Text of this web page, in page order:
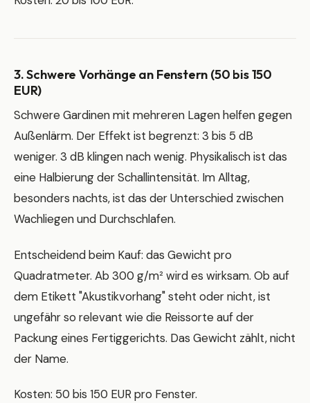
3. Schwere Vorhänge an Fenstern (50 bis 150
EUR)
Schwere Gardinen mit mehreren Lagen helfen gegen
Außenlärm. Der Effekt ist begrenzt: 3 bis 5 dB
weniger. 3 dB klingen nach wenig. Physikalisch ist das
eine Halbierung der Schallintensität. Im Alltag,
besonders nachts, ist das der Unterschied zwischen
Wachliegen und Durchschlafen.
Entscheidend beim Kauf: das Gewicht pro
Quadratmeter. Ab 300 g/m² wird es wirksam. Ob auf
dem Etikett "Akustikvorhang" steht oder nicht, ist
ungefähr so relevant wie die Reissorte auf der
Packung eines Fertiggerichts. Das Gewicht zählt, nicht
der Name.
Kosten: 50 bis 150 EUR pro Fenster.